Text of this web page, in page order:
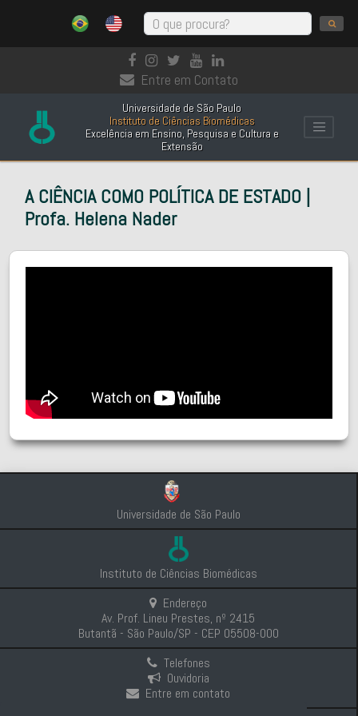
Entre em Contato
Universidade de São Paulo
Instituto de Ciências Biomédicas
Excelência em Ensino, Pesquisa e Cultura e
Extensão
A CIÊNCIA COMO POLÍTICA DE ESTADO |
Profa. Helena Nader
Universidade de São Paulo
Instituto de Ciências Biomédicas
Endereço
Av. Prof. Lineu Prestes, nº 2415
Butantã - São Paulo/SP - CEP 05508-000
Telefones
Ouvidoria
Entre em contato